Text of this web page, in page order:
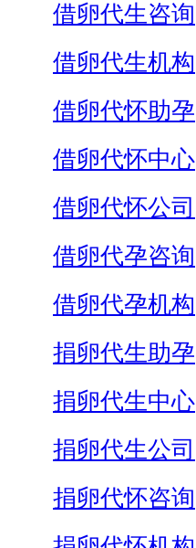
借卵代生咨询
借卵代生机构
借卵代怀助孕
借卵代怀中心
借卵代怀公司
借卵代孕咨询
借卵代孕机构
捐卵代生助孕
捐卵代生中心
捐卵代生公司
捐卵代怀咨询